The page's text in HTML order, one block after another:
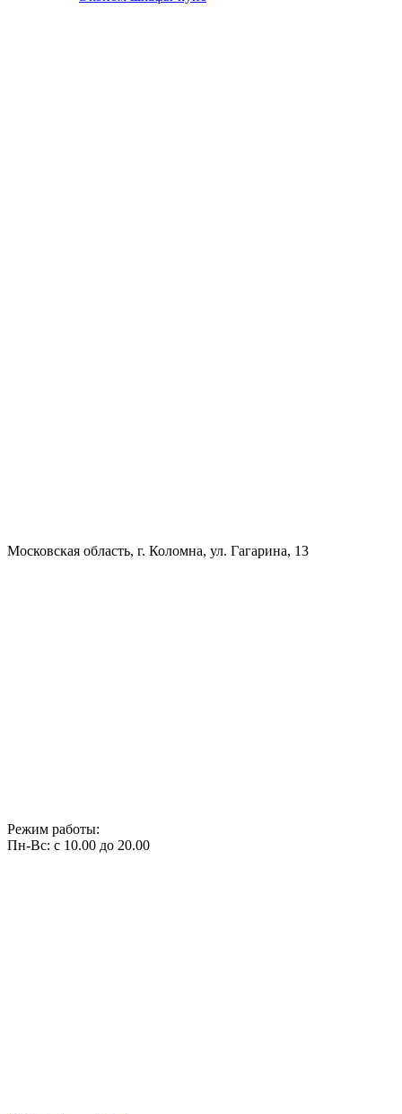
Московская область, г. Коломна, ул. Гагарина, 13
Режим работы:
Пн-Вс: с 10.00 до 20.00